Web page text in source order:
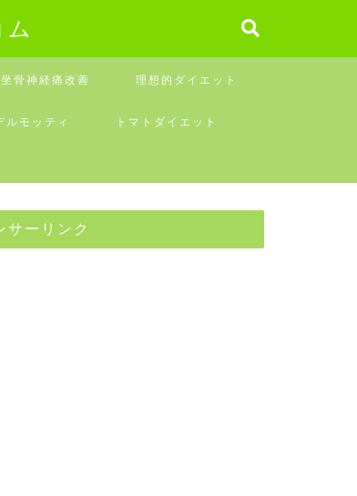
坐骨神経痛改善 理想的ダイエット
ルモッティ トマトダイエット
サーリンク